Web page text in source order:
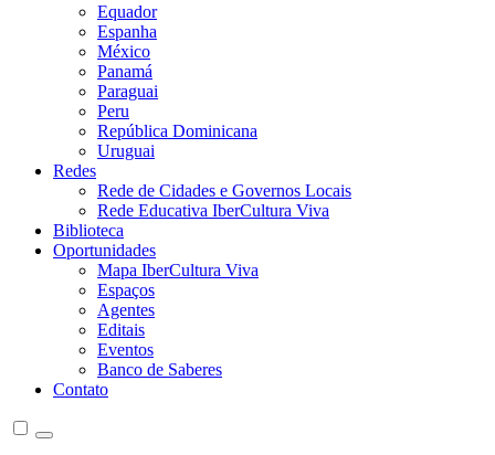
Equador
Espanha
México
Panamá
Paraguai
Peru
República Dominicana
Uruguai
Redes
Rede de Cidades e Governos Locais
Rede Educativa IberCultura Viva
Biblioteca
Oportunidades
Mapa IberCultura Viva
Espaços
Agentes
Editais
Eventos
Banco de Saberes
Contato